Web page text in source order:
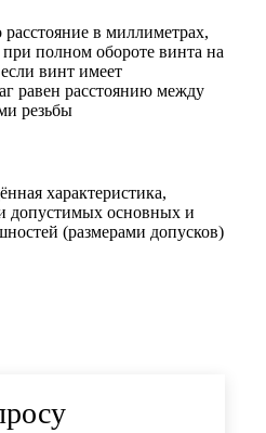
в миллиметрах,
при полном обороте винта на
винт имеет
равен расстоянию между
резьбы
характеристика,
допустимых основных и
(размерами допусков)